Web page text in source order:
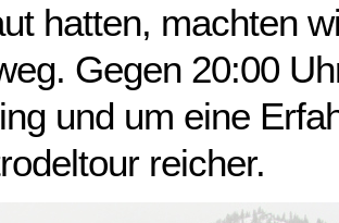
hatten, machten
Gegen 20:00
und um eine
reicher.